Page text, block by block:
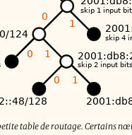
table de routage. Certains